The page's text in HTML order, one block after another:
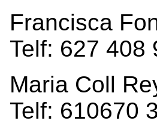
Francisca
Telf: 627 408
Maria Coll
Telf: 610670